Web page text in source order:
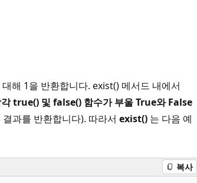
해 1을 반환합니다. exist() 메서드 내에서
각 true() 및 false() 함수가 부울 True와False
과를 반환합니다). 따라서 exist() 는 다음 예
복사